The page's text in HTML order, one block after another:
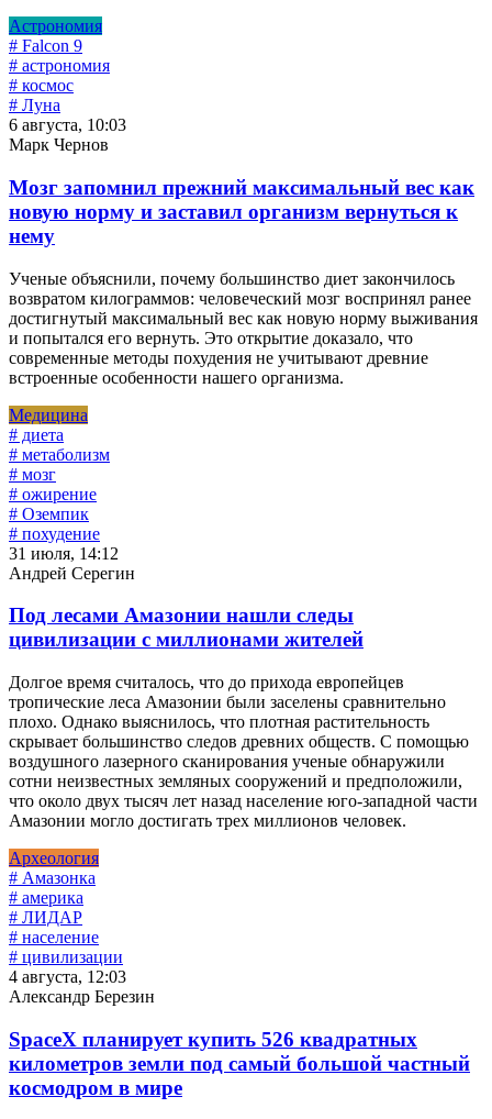
Астрономия
# Falcon 9
# астрономия
# космос
# Луна
6 августа, 10:03
Марк Чернов
Мозг запомнил прежний максимальный вес как
новую норму и заставил организм вернуться к
нему
Ученые объяснили, почему большинство диет закончилось
возвратом килограммов: человеческий мозг воспринял ранее
достигнутый максимальный вес как новую норму выживания
и попытался его вернуть. Это открытие доказало, что
современные методы похудения не учитывают древние
встроенные особенности нашего организма.
Медицина
# диета
# метаболизм
# мозг
# ожирение
# Оземпик
# похудение
31 июля, 14:12
Андрей Серегин
Под лесами Амазонии нашли следы
цивилизации с миллионами жителей
Долгое время считалось, что до прихода европейцев
тропические леса Амазонии были заселены сравнительно
плохо. Однако выяснилось, что плотная растительность
скрывает большинство следов древних обществ. С помощью
воздушного лазерного сканирования ученые обнаружили
сотни неизвестных земляных сооружений и предположили,
что около двух тысяч лет назад население юго-западной части
Амазонии могло достигать трех миллионов человек.
Археология
# Амазонка
# америка
# ЛИДАР
# население
# цивилизации
4 августа, 12:03
Александр Березин
SpaceX планирует купить 526 квадратных
километров земли под самый большой частный
космодром в мире